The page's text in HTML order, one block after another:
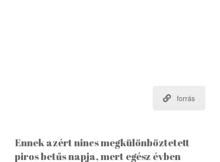
forrás
Ennek azért nincs megkülönböztetett
piros betűs napja, mert egész évben